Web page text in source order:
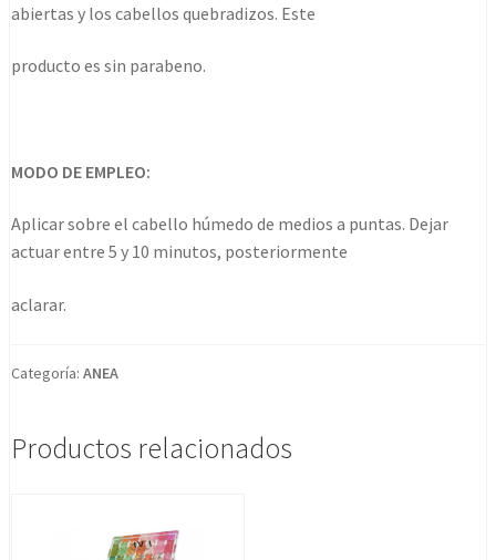
abiertas y los cabellos quebradizos. Este
producto es sin parabeno.
MODO DE EMPLEO:
Aplicar sobre el cabello húmedo de medios a puntas. Dejar
actuar entre 5 y 10 minutos, posteriormente
aclarar.
Categoría: ANEA
Productos relacionados